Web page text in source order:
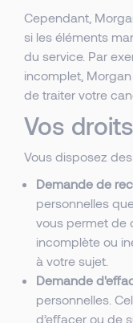
Cependant,
si les éléments
du service. Par
incomplet,
de traiter votre
Vos
Vous disposez
Demande de
personnelles
vous permet de
incomplète ou
à votre sujet.
Demande
personnelles.
d’effacer ou de